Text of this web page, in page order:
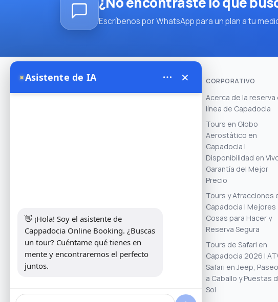
Escríbenos por WhatsApp para un plan a tu
CORPORATIVO
Acerca de la reserva
línea de Capadocia
Tours en Globo
Aerostático en
Capadocia |
Disponibilidad en
Garantía del Mejor
Precio
Tours y Atracciones
Capadocia | Mejores
Cosas para Hacer y
Reserva Segura
Tours de Safari en
Capadocia 2026 |
Safari en Jeep,
a Caballo y Puestas
Sol
✦Asistente de IA ×
👋 ¡Hola! Soy el asistente de
Cappadocia Online Booking. ¿Buscas
un tour? Cuéntame qué tienes en
mente y encontraremos el perfecto
juntos.